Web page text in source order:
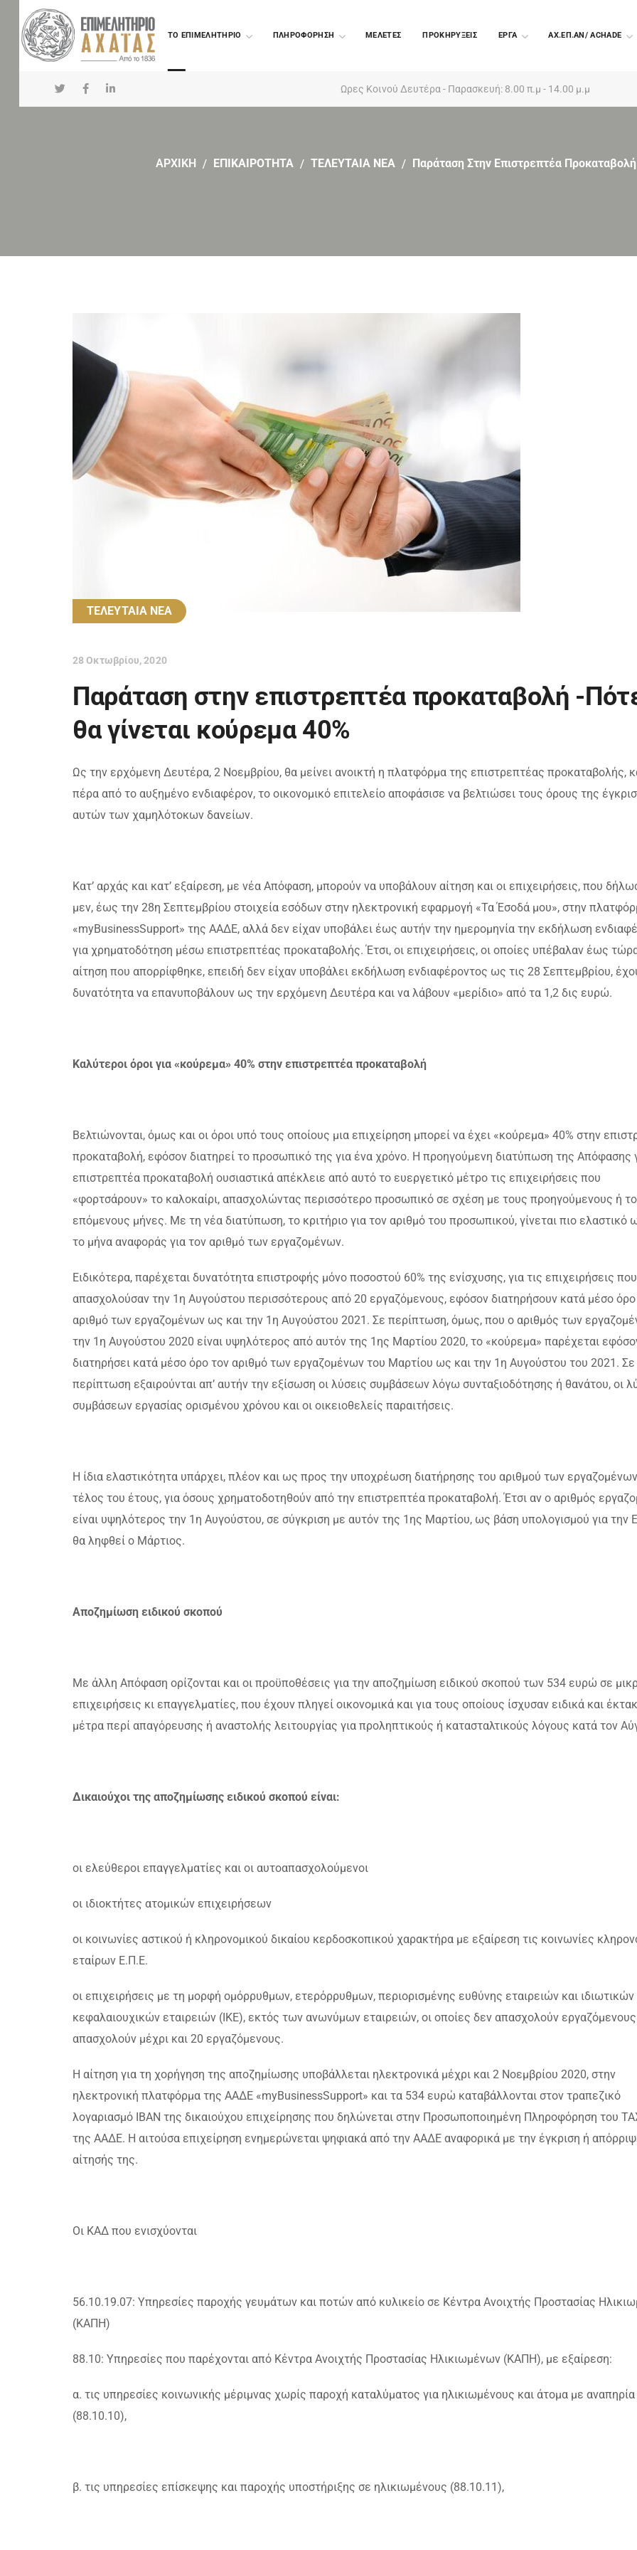
TO ΕΠΙΜΕΛΗΤΗΡΙΟ ΠΛΗΡΟΦΟΡΗΣΗ ΜΕΛΕΤΕΣ ΠΡΟΚΗΡΥΞΕΙΣ EΡΓΑ ΑΧ.ΕΠ.ΑΝ/ ACHADE
Ωρες Κοινού Δευτέρα - Παρασκευή: 8.00 π.μ - 14.00 μ.μ
ΑΡΧΙΚΗ ΕΠΙΚΑΙΡΟΤΗΤΑ ΤΕΛΕΥΤΑΙΑ ΝΕΑ Παράταση Στην Επιστρεπτέα
ΤΕΛΕΥΤΑΙΑ ΝΕΑ
28 Οκτωβρίου, 2020
Παράταση στην επιστρεπτέα προκαταβολή -
θα γίνεται κούρεμα 40%
Ως την ερχόμενη Δευτέρα, 2 Νοεμβρίου, θα μείνει ανοικτή η πλατφόρμα της επιστρεπτέας προκαταβολής,
πέρα από το αυξημένο ενδιαφέρον, το οικονομικό επιτελείο αποφάσισε να βελτιώσει τους όρους της
αυτών των χαμηλότοκων δανείων.
Κατ’ αρχάς και κατ’ εξαίρεση, με νέα Απόφαση, μπορούν να υποβάλουν αίτηση και οι επιχειρήσεις, που
μεν, έως την 28η Σεπτεμβρίου στοιχεία εσόδων στην ηλεκτρονική εφαρμογή «Τα Έσοδά μου», στην
«myBusinessSupport» της ΑΑΔΕ, αλλά δεν είχαν υποβάλει έως αυτήν την ημερομηνία την εκδήλωση
για χρηματοδότηση μέσω επιστρεπτέας προκαταβολής. Έτσι, οι επιχειρήσεις, οι οποίες υπέβαλαν έως
αίτηση που απορρίφθηκε, επειδή δεν είχαν υποβάλει εκδήλωση ενδιαφέροντος ως τις 28 Σεπτεμβρίου,
δυνατότητα να επανυποβάλουν ως την ερχόμενη Δευτέρα και να λάβουν «μερίδιο» από τα 1,2 δις ευρώ.
Καλύτεροι όροι για «κούρεμα» 40% στην επιστρεπτέα προκαταβολή
Βελτιώνονται, όμως και οι όροι υπό τους οποίους μια επιχείρηση μπορεί να έχει «κούρεμα» 40% στην
προκαταβολή, εφόσον διατηρεί το προσωπικό της για ένα χρόνο. Η προηγούμενη διατύπωση της Απόφασης
επιστρεπτέα προκαταβολή ουσιαστικά απέκλειε από αυτό το ευεργετικό μέτρο τις επιχειρήσεις που
«φορτσάρουν» το καλοκαίρι, απασχολώντας περισσότερο προσωπικό σε σχέση με τους προηγούμενους ή
επόμενους μήνες. Με τη νέα διατύπωση, το κριτήριο για τον αριθμό του προσωπικού, γίνεται πιο ελαστικό
το μήνα αναφοράς για τον αριθμό των εργαζομένων.
Ειδικότερα, παρέχεται δυνατότητα επιστροφής μόνο ποσοστού 60% της ενίσχυσης, για τις επιχειρήσεις που
απασχολούσαν την 1η Αυγούστου περισσότερους από 20 εργαζόμενους, εφόσον διατηρήσουν κατά μέσο όρο
αριθμό των εργαζομένων ως και την 1η Αυγούστου 2021. Σε περίπτωση, όμως, που ο αριθμός των
την 1η Αυγούστου 2020 είναι υψηλότερος από αυτόν της 1ης Μαρτίου 2020, το «κούρεμα» παρέχεται
διατηρήσει κατά μέσο όρο τον αριθμό των εργαζομένων του Μαρτίου ως και την 1η Αυγούστου του 2021.
περίπτωση εξαιρούνται απ’ αυτήν την εξίσωση οι λύσεις συμβάσεων λόγω συνταξιοδότησης ή θανάτου, οι
συμβάσεων εργασίας ορισμένου χρόνου και οι οικειοθελείς παραιτήσεις.
Η ίδια ελαστικότητα υπάρχει, πλέον και ως προς την υποχρέωση διατήρησης του αριθμού των
τέλος του έτους, για όσους χρηματοδοτηθούν από την επιστρεπτέα προκαταβολή. Έτσι αν ο αριθμός
είναι υψηλότερος την 1η Αυγούστου, σε σύγκριση με αυτόν της 1ης Μαρτίου, ως βάση υπολογισμού για την
θα ληφθεί ο Μάρτιος.
Αποζημίωση ειδικού σκοπού
Με άλλη Απόφαση ορίζονται και οι προϋποθέσεις για την αποζημίωση ειδικού σκοπού των 534 ευρώ σε
επιχειρήσεις κι επαγγελματίες, που έχουν πληγεί οικονομικά και για τους οποίους ίσχυσαν ειδικά και
μέτρα περί απαγόρευσης ή αναστολής λειτουργίας για προληπτικούς ή κατασταλτικούς λόγους κατά τον
Δικαιούχοι της αποζημίωσης ειδικού σκοπού είναι:
οι ελεύθεροι επαγγελματίες και οι αυτοαπασχολούμενοι
οι ιδιοκτήτες ατομικών επιχειρήσεων
οι κοινωνίες αστικού ή κληρονομικού δικαίου κερδοσκοπικού χαρακτήρα με εξαίρεση τις κοινωνίες
εταίρων Ε.Π.Ε.
οι επιχειρήσεις με τη μορφή ομόρρυθμων, ετερόρρυθμων, περιορισμένης ευθύνης εταιρειών και ιδιωτικών
κεφαλαιουχικών εταιρειών (ΙΚΕ), εκτός των ανωνύμων εταιρειών, οι οποίες δεν απασχολούν
απασχολούν μέχρι και 20 εργαζόμενους.
Η αίτηση για τη χορήγηση της αποζημίωσης υποβάλλεται ηλεκτρονικά μέχρι και 2 Νοεμβρίου 2020, στην
ηλεκτρονική πλατφόρμα της ΑΑΔΕ «myBusinessSupport» και τα 534 ευρώ καταβάλλονται στον τραπεζικό
λογαριασμό ΙΒΑΝ της δικαιούχου επιχείρησης που δηλώνεται στην Προσωποποιημένη Πληροφόρηση του
της ΑΑΔΕ. Η αιτούσα επιχείρηση ενημερώνεται ψηφιακά από την ΑΑΔΕ αναφορικά με την έγκριση ή
αίτησής της.
Οι ΚΑΔ που ενισχύονται
56.10.19.07: Υπηρεσίες παροχής γευμάτων και ποτών από κυλικείο σε Κέντρα Ανοιχτής Προστασίας
(ΚΑΠΗ)
88.10: Υπηρεσίες που παρέχονται από Κέντρα Ανοιχτής Προστασίας Ηλικιωμένων (ΚΑΠΗ), με εξαίρεση:
α. τις υπηρεσίες κοινωνικής μέριμνας χωρίς παροχή καταλύματος για ηλικιωμένους και άτομα με αναπηρία
(88.10.10),
β. τις υπηρεσίες επίσκεψης και παροχής υποστήριξης σε ηλικιωμένους (88.10.11),